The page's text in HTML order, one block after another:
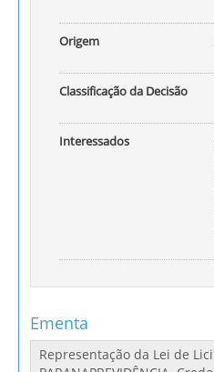
Origem
Classificação da Decisão
Interessados
Ementa